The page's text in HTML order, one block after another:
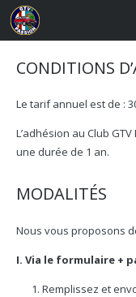
CONDITIONS
Le tarif annuel est de :
L’adhésion au Club
une durée de 1 an.
MODALITÉS
Nous vous proposons
I. Via le formulaire +
Remplissez et